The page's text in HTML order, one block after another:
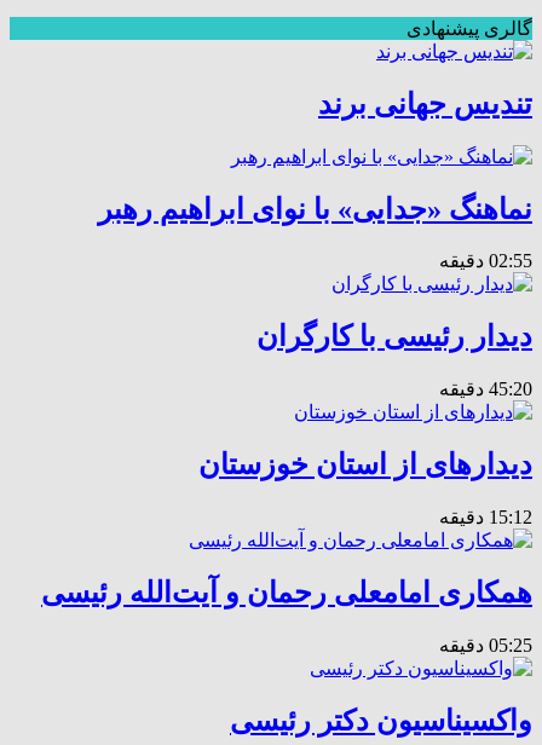
گالری پیشنهادی
تندیس جهانی برند
نماهنگ «جدایی» با نوای ابراهیم رهبر
02:55 دقیقه
دیدار رئیسی با کارگران
45:20 دقیقه
دیدارهای از استان خوزستان
15:12 دقیقه
همکاری امامعلی رحمان و آیت‌الله رئیسی
05:25 دقیقه
واکسیناسیون دکتر رئیسی